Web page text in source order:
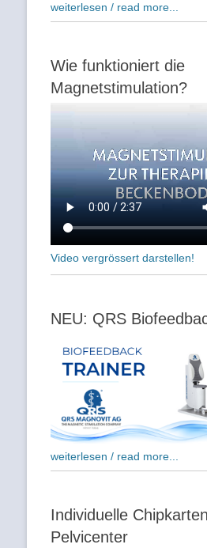
weiterlesen / read more...
Wie funktioniert die
Magnetstimulation?
Video vergrössert darstellen!
NEU: QRS
weiterlesen / read more...
Individuelle
Pelvicenter